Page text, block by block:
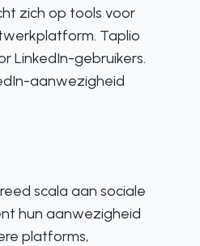
zich op tools voor
Taplio
LinkedIn-gebruikers.
aanwezigheid
scala aan sociale
hun aanwezigheid
platforms,